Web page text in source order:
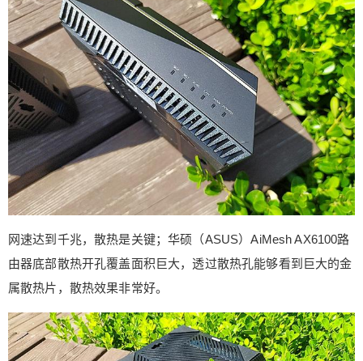
网速达到千兆，散热是关键；华硕（ASUS）AiMesh AX6100路
由器底部散热开孔覆盖面积巨大，透过散热孔能够看到巨大的金
属散热片，散热效果非常好。